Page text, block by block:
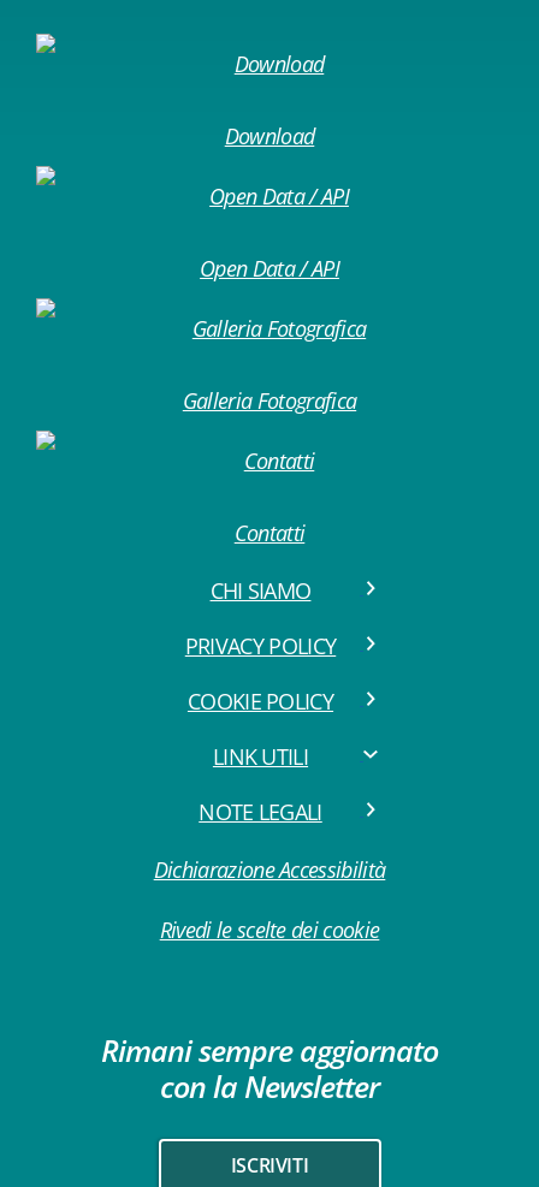
Download
Open Data / API
Galleria Fotografica
Contatti
CHI SIAMO
PRIVACY POLICY
COOKIE POLICY
LINK UTILI
NOTE LEGALI
Dichiarazione Accessibilità
Rivedi le scelte dei cookie
Rimani sempre aggiornato
con la Newsletter
ISCRIVITI